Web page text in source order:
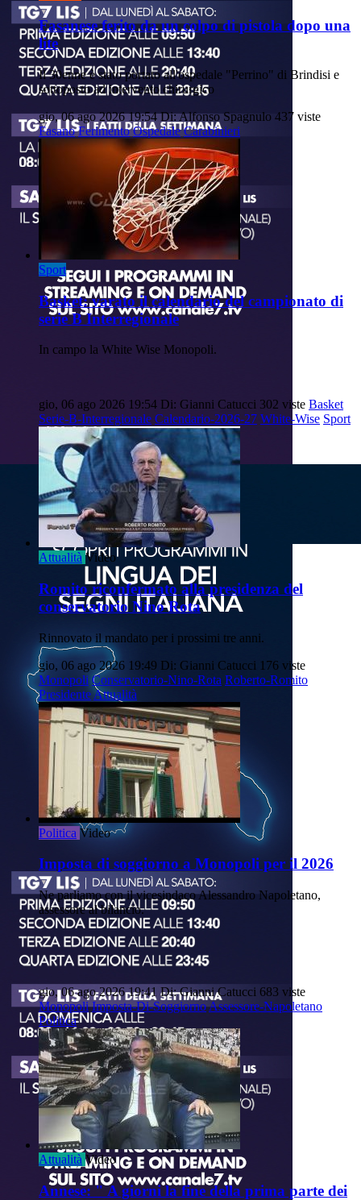
Fasanese ferito da un colpo di pistola dopo una
lite
Il 30enne è stato portato all'ospedale "Perrino" di Brindisi e
sottoposto ad intervento chirurgico
gio, 06 ago 2026 19:54 Di: Alfonso Spagnulo 437 viste
Fasano Ferimento Ospedale Carabinieri
Sport
Basket: varato il calendario del campionato di
serie B Interregionale
In campo la White Wise Monopoli.
gio, 06 ago 2026 19:54 Di: Gianni Catucci 302 viste Basket
Serie-B-Interregionale Calendario-2026-27 White-Wise Sport
Attualità Video
Romito riconfermato alla presidenza del
conservatorio Nino Rota
Rinnovato il mandato per i prossimi tre anni.
gio, 06 ago 2026 19:49 Di: Gianni Catucci 176 viste
Monopoli Conservatorio-Nino-Rota Roberto-Romito
Presidente Attualità
Politica Video
Imposta di soggiorno a Monopoli per il 2026
Ne parliamo con il vicesindaco Alessandro Napoletano,
assessore al bilancio.
gio, 06 ago 2026 19:41 Di: Gianni Catucci 683 viste
Monopoli Imposta-Di-SoggiornoAssessore-Napoletano
Politica
Attualità Video
Annese: " A giorni la fine della prima parte dei